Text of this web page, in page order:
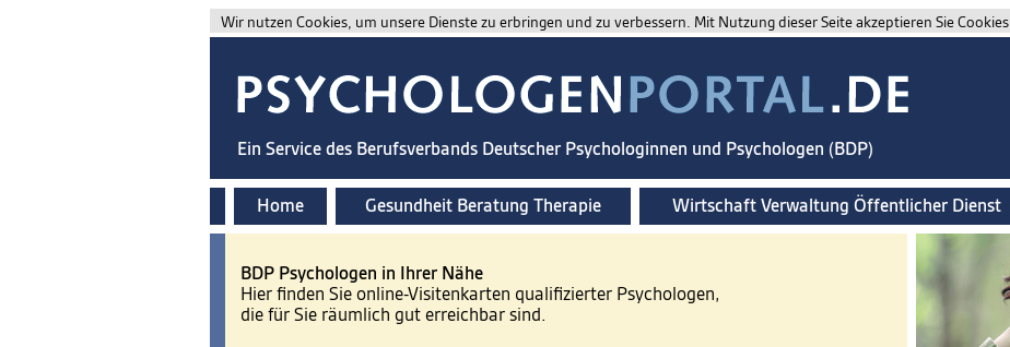
Wir nutzen Cookies, um unsere Dienste zu erbringen und zu verbessern. Mit Nutzung dieser Seite akzeptieren Sie Cookies.
Ein Service des Berufsverbands Deutscher Psychologinnen und Psychologen (BDP)
Home Gesundheit Beratung Therapie Wirtschaft Verwaltung Öffentlicher Dienst
BDP Psychologen in Ihrer Nähe
Hier finden Sie online-Visitenkarten qualifizierter Psychologen,
die für Sie räumlich gut erreichbar sind.